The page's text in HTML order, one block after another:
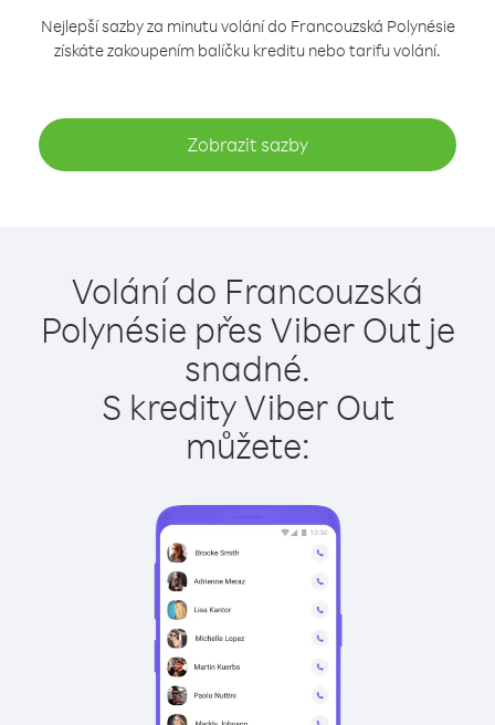
Nejlepší sazby za minutu volání do Francouzská Polynésie
získáte zakoupením balíčku kreditu nebo tarifu volání.
Zobrazit sazby
Volání do Francouzská
Polynésie přes Viber Out je
snadné.
S kredity Viber Out
můžete: